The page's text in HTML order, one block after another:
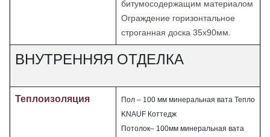
битумосодержащим материалом
Ограждение горизонтальное
строганная доска 35х90мм.
ВНУТРЕННЯЯ ОТДЕЛКА
Теплоизоляция
Пол – 100 мм минеральная вата Тепло
KNAUF Коттедж
Потолок– 100мм минеральная вата